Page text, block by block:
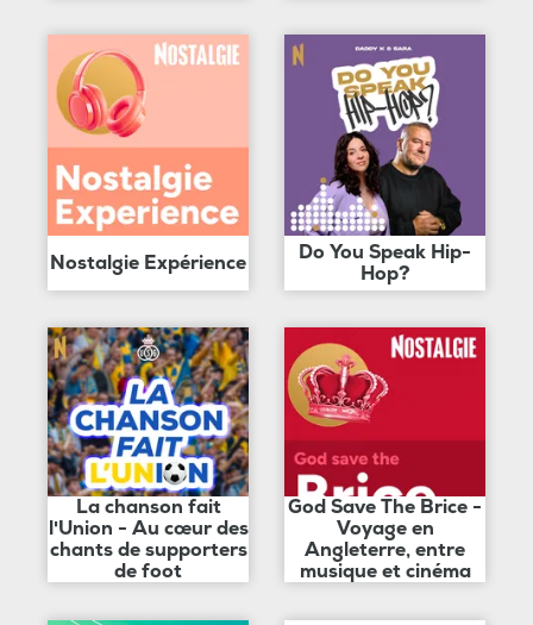
Nostalgie Expérience
Do You Speak Hip-
Hop?
La chanson fait
l'Union - Au cœur des
chants de supporters
de foot
God Save The Brice -
Voyage en
Angleterre, entre
musique et cinéma